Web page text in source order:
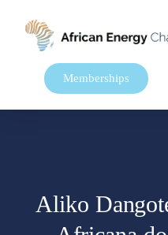
Memberships
Aliko